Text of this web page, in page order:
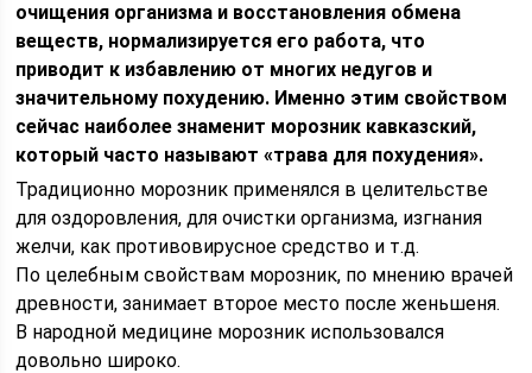
очищения организма и восстановления обмена
веществ, нормализируется его работа, что
приводит к избавлению от многих недугов и
значительному похудению. Именно этим свойством
сейчас наиболее знаменит морозник кавказский,
который часто называют «трава для похудения».
Традиционно морозник применялся в целительстве
для оздоровления, для очистки организма, изгнания
желчи, как противовирусное средство и т.д.
По целебным свойствам морозник, по мнению врачей
древности, занимает второе место после женьшеня.
В народной медицине морозник использовался
довольно широко.